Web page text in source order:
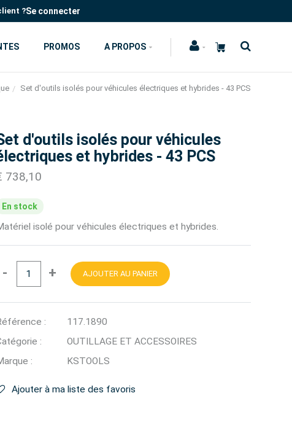
?Se connecter
PROMOS A PROPOS
Set d'outils isolés pour véhicules électriques et hybrides - 43 PCS
d'outils isolés pour véhicules
et hybrides - 43 PCS
738,10
En stock
isolé pour véhicules électriques et hybrides.
- + AJOUTER AU PANIER
:
117.1890
:
OUTILLAGE ET ACCESSOIRES
:
KSTOOLS
Ajouter à ma liste des favoris